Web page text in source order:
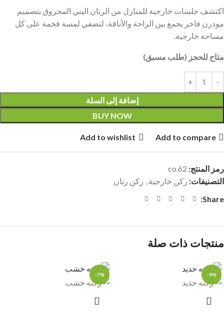
اكتشف جلسات خارجية للمنازل من الرتان البني المحروق بتصميم
مودرن فاخر يجمع بين الراحة والأناقة، لتضفي لمسة فخمة على كل
مساحة خارجية.
متاح للحجز (طلب مسبق)
إضافة إلى السلة
BUY NOW
Add to compare
Add to wishlist
رمز المنتج: co.62
التصنيفات: ركن خارجية, ركن رتان
Share:
منتجات ذات صلة
-9%
-7%